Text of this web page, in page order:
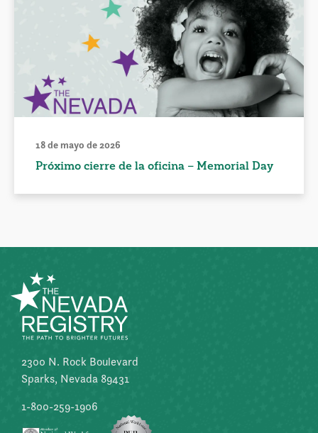
18 de mayo de 2026
Próximo cierre de la oficina – Memorial Day
2300 N. Rock Boulevard
Sparks, Nevada 89431
1-800-259-1906